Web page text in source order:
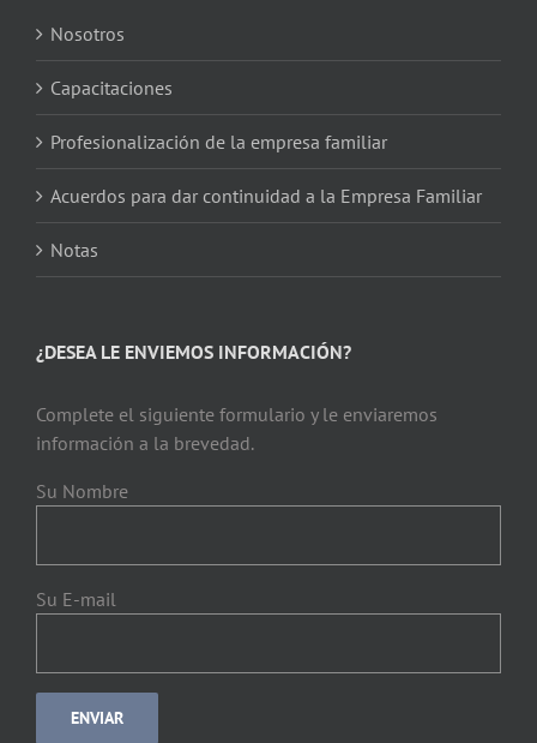
Nosotros
Capacitaciones
Profesionalización de la empresa familiar
Acuerdos para dar continuidad a la Empresa Familiar
Notas
¿DESEA LE ENVIEMOS INFORMACIÓN?
Complete el siguiente formulario y le enviaremos
información a la brevedad.
Su Nombre
Su E-mail